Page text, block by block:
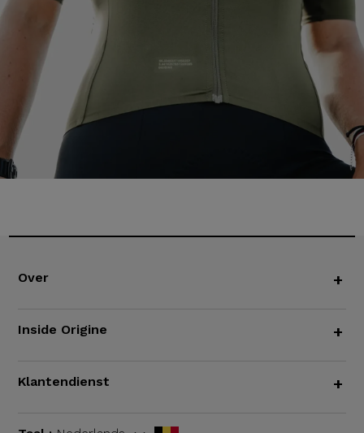
Over +
Inside Origine +
Klantendienst +